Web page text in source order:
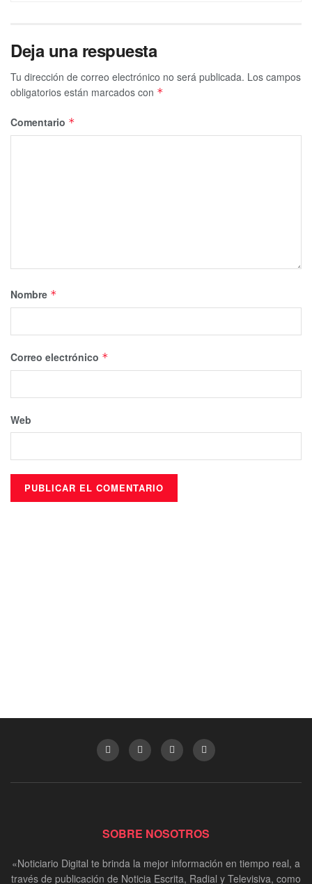
Deja una respuesta
Tu dirección de correo electrónico no será publicada. Los campos
obligatorios están marcados con *
Comentario *
Nombre *
Correo electrónico *
Web
SOBRE NOSOTROS
«Noticiario Digital te brinda la mejor información en tiempo real, a
través de publicación de Noticia Escrita, Radial y Televisiva, como